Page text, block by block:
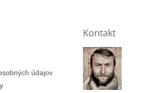
údajov
Kontakt